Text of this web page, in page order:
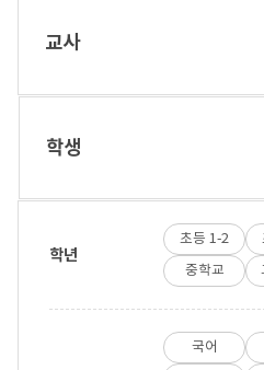
교사
학생
학년
초등 1-2
중학교
국어